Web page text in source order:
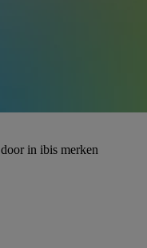
door in ibis merken